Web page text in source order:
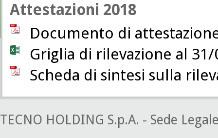
Attestazioni 2018
Documento di
Griglia di rilevazione al 31/
Scheda di sintesi sulla
TECNO HOLDING S.p.A. - Sede